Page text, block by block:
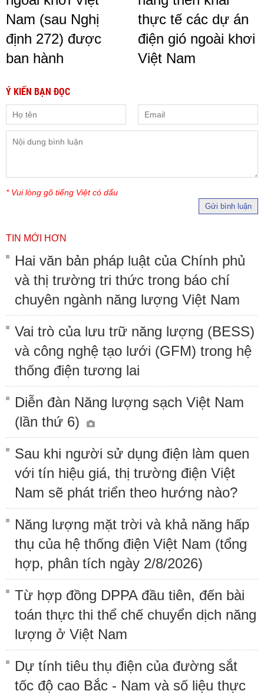
Nam (sau Nghị
định 272) được
ban hành
thực tế các dự án
điện gió ngoài khơi
Việt Nam
Ý KIẾN BẠN ĐỌC
* Vui lòng gõ tiếng Việt có dấu
Gửi bình luận
TIN MỚI HƠN
Hai văn bản pháp luật của Chính phủ
và thị trường tri thức trong báo chí
chuyên ngành năng lượng Việt Nam
Vai trò của lưu trữ năng lượng (BESS)
và công nghệ tạo lưới (GFM) trong hệ
thống điện tương lai
Diễn đàn Năng lượng sạch Việt Nam
(lần thứ 6)
Sau khi người sử dụng điện làm quen
với tín hiệu giá, thị trường điện Việt
Nam sẽ phát triển theo hướng nào?
Năng lượng mặt trời và khả năng hấp
thụ của hệ thống điện Việt Nam (tổng
hợp, phân tích ngày 2/8/2026)
Từ hợp đồng DPPA đầu tiên, đến bài
toán thực thi thể chế chuyển dịch năng
lượng ở Việt Nam
Dự tính tiêu thụ điện của đường sắt
tốc độ cao Bắc - Nam và số liệu thực